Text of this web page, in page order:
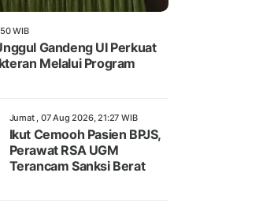
WIB
Gandeng UI Perkuat
Melalui Program
Jumat , 07 Aug 2026, 21:27 WIB
Ikut Cemooh Pasien BPJS,
Perawat RSA UGM
Terancam Sanksi Berat